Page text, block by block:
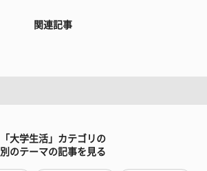
関連記事
「大学生活」カテゴリの
別のテーマの記事を見る